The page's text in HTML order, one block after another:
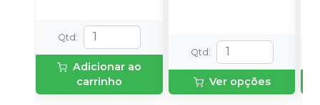
Qtd :
Adicionar ao
carrinho
Qtd :
Ver opções